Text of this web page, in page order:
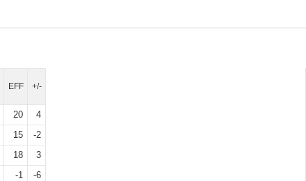
EFF
+/-
20
4
15
-2
18
3
-1
-6